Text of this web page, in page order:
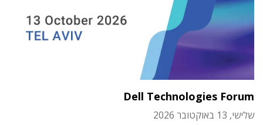
Dell Technologies Forum
שלישי, 13 באוקטובר 2026